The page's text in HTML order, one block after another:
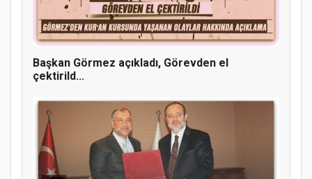
Doğanyol'da Temel Dini Bilgiler Sınavı
Gerçekleştirildi
Başkan Görmez açıkladı, Görevden el
çektirild...